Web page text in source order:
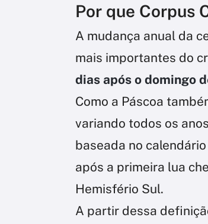
Por que Corpus
A mudança anual da
mais importantes do
dias após o domingo
Como a Páscoa
variando todos os
baseada no
após a primeira lua
Hemisfério Sul.
A partir dessa